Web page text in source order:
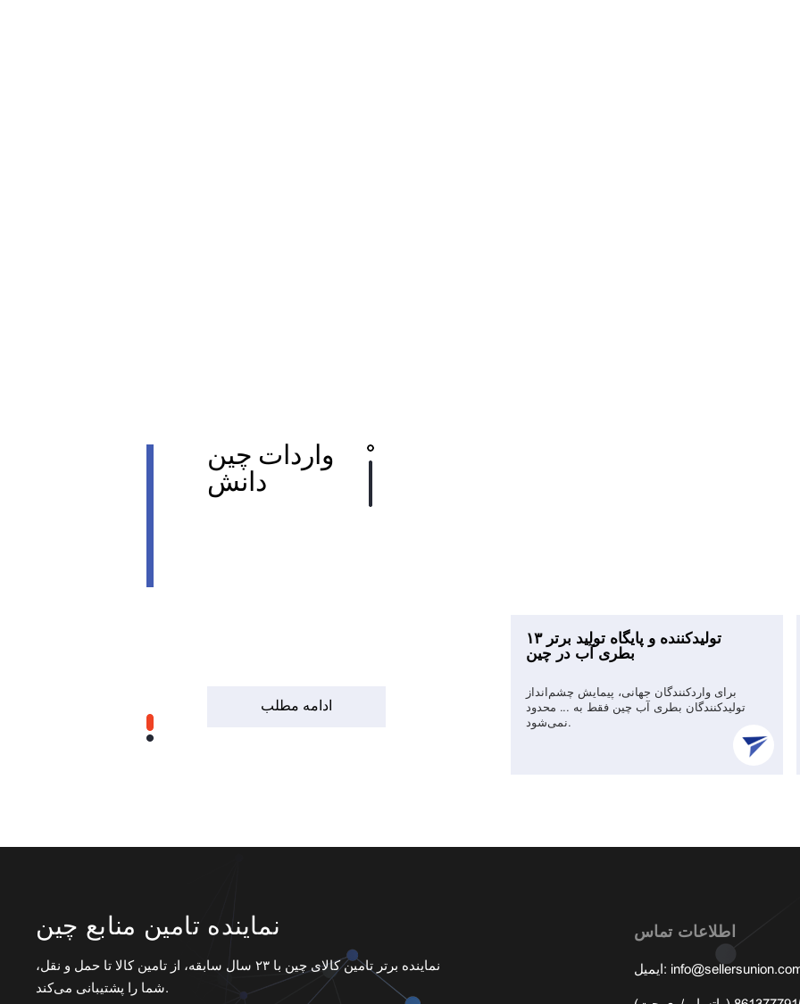
واردات چین
دانش
ادامه مطلب
۱۳ تولیدکننده و پایگاه تولید برتر
بطری آب در چین
برای واردکنندگان جهانی، پیمایش چشم‌انداز
تولیدکنندگان بطری آب چین فقط به ... محدود
نمی‌شود.
نماینده تامین منابع چین
نماینده برتر تامین کالای چین با ۲۳ سال سابقه، از تامین کالا تا حمل و نقل،
شما را پشتیبانی می‌کند.
اطلاعات تماس
ایمیل: